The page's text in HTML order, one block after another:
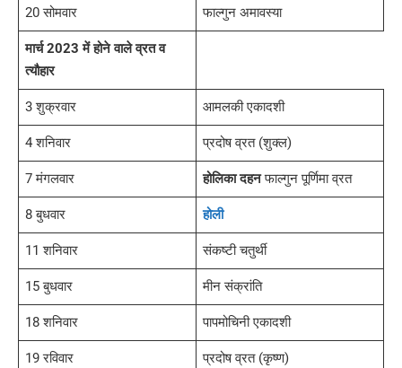
20 सोमवार फाल्गुन अमावस्या
मार्च 2023 में होने वाले व्रत व
त्यौहार
3 शुक्रवार आमलकी एकादशी
4 शनिवार प्रदोष व्रत (शुक्ल)
7 मंगलवार होलिका दहनफाल्गुन पूर्णिमा व्रत
8 बुधवार होली
11 शनिवार संकष्टी चतुर्थी
15 बुधवार मीन संक्रांति
18 शनिवार पापमोचिनी एकादशी
19 रविवार प्रदोष व्रत (कृष्ण)